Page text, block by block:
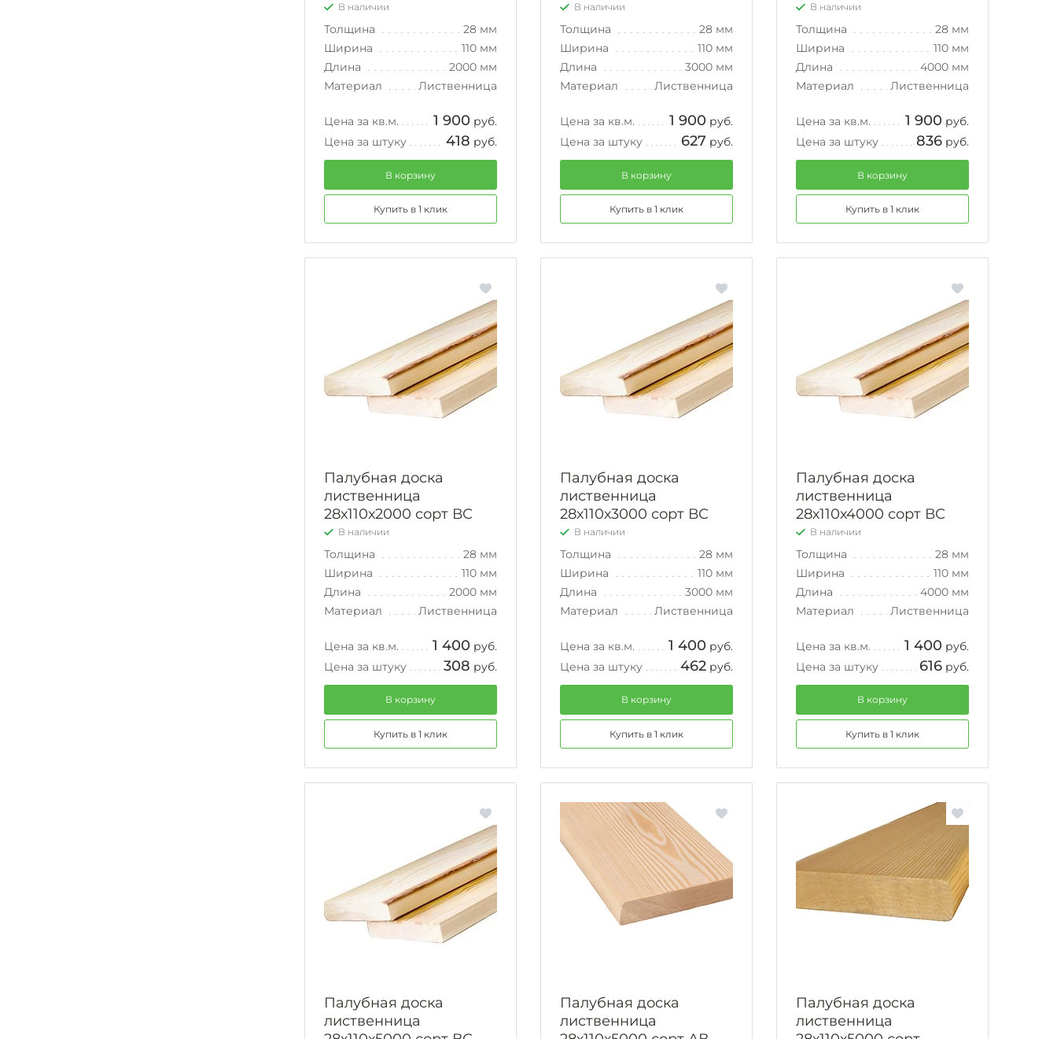
В наличии
Толщина
28 мм
Ширина
110 мм
Длина
2000 мм
Материал
Лиственница
Цена за кв.м. 1 900 руб.
Цена за штуку
418 руб.
В корзину
Купить в 1 клик
В наличии
Толщина
28 мм
Ширина
110 мм
Длина
3000 мм
Материал
Лиственница
Цена за кв.м. 1 900 руб.
Цена за штуку
627 руб.
В корзину
Купить в 1 клик
В наличии
Толщина
28 мм
Ширина
110 мм
Длина
4000 мм
Материал
Лиственница
Цена за кв.м. 1 900 руб.
Цена за штуку
836 руб.
В корзину
Купить в 1 клик
Палубная доска
лиственница
28х110х2000 сорт ВС
В наличии
Толщина
28 мм
Ширина
110 мм
Длина
2000 мм
Материал
Лиственница
Цена за кв.м. 1 400 руб.
Цена за штуку
308 руб.
В корзину
Купить в 1 клик
Палубная доска
лиственница
28х110х3000 сорт ВС
В наличии
Толщина
28 мм
Ширина
110 мм
Длина
3000 мм
Материал
Лиственница
Цена за кв.м. 1 400 руб.
Цена за штуку
462 руб.
В корзину
Купить в 1 клик
Палубная доска
лиственница
28х110х4000 сорт ВС
В наличии
Толщина
28 мм
Ширина
110 мм
Длина
4000 мм
Материал
Лиственница
Цена за кв.м. 1 400 руб.
Цена за штуку
616 руб.
В корзину
Купить в 1 клик
Палубная доска
лиственница
Палубная доска
лиственница
Палубная доска
лиственница